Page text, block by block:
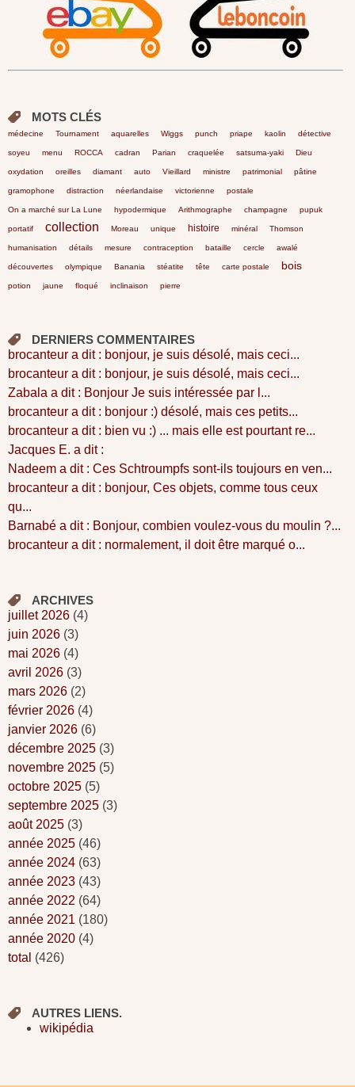
MOTS CLÉS
médecine Tournament aquarelles Wiggs punch priape kaolin détective
soyeu menu ROCCA cadran Parian craquelée satsuma-yaki Dieu
oxydation oreilles diamant auto Vieillard ministre patrimonial pâtine
gramophone distraction néerlandaise victorienne postale
On a marché sur La Lune hypodermique Arithmographe champagne pupuk
portatif collection Moreau unique histoire minéral Thomson
humanisation détails mesure contraception bataille cercle awalé
découvertes olympique Banania stéatite tête carte postale bois
potion jaune floqué inclinaison pierre
DERNIERS COMMENTAIRES
brocanteur a dit : bonjour, je suis désolé, mais ceci...
brocanteur a dit : bonjour, je suis désolé, mais ceci...
Zabala a dit : Bonjour Je suis intéressée par l...
brocanteur a dit : bonjour :) désolé, mais ces petits...
brocanteur a dit : bien vu :) ... mais elle est pourtant re...
Jacques E. a dit :
Nadeem a dit : Ces Schtroumpfs sont-ils toujours en ven...
brocanteur a dit : bonjour, Ces objets, comme tous ceux
qu...
Barnabé a dit : Bonjour, combien voulez-vous du moulin ?...
brocanteur a dit : normalement, il doit être marqué o...
ARCHIVES
juillet 2026 (4)
juin 2026 (3)
mai 2026 (4)
avril 2026 (3)
mars 2026 (2)
février 2026 (4)
janvier 2026 (6)
décembre 2025 (3)
novembre 2025 (5)
octobre 2025 (5)
septembre 2025 (3)
août 2025 (3)
année 2025 (46)
année 2024 (63)
année 2023 (43)
année 2022 (64)
année 2021 (180)
année 2020 (4)
total (426)
AUTRES LIENS.
wikipédia